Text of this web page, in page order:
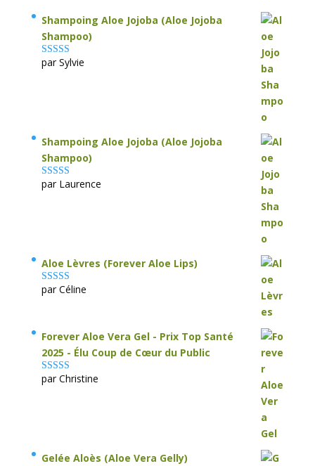
Shampoing Aloe Jojoba (Aloe Jojoba
Shampoo)
Note5sur 5
par Sylvie
Shampoing Aloe Jojoba (Aloe Jojoba
Shampoo)
Note5sur 5
par Laurence
Aloe Lèvres (Forever Aloe Lips)
Note5sur 5
par Céline
Forever Aloe Vera Gel - Prix Top Santé
2025 - Élu Coup de Cœur du Public
Note5sur 5
par Christine
Gelée Aloès (Aloe Vera Gelly)